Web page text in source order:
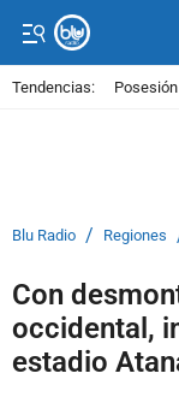
Tendencias:
Blu Radio / Regiones
Con
occidental,
estadio